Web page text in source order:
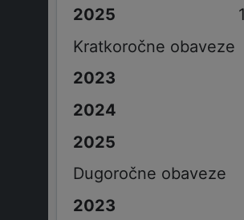
Kratkoročne obaveze
Dugoročne obaveze